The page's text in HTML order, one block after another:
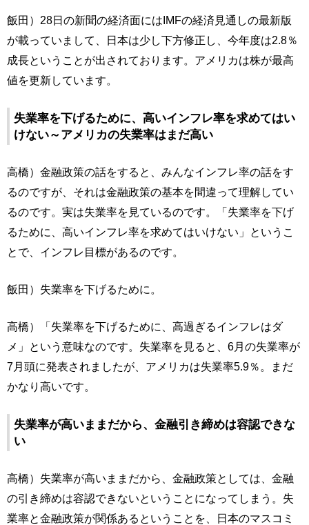
飯田）28日の新聞の経済面にはIMFの経済見通しの最新版
が載っていまして、日本は少し下方修正し、今年度は2.8％
成長ということが出されております。アメリカは株が最高
値を更新しています。
失業率を下げるために、高いインフレ率を求めてはい
けない～アメリカの失業率はまだ高い
高橋）金融政策の話をすると、みんなインフレ率の話をす
るのですが、それは金融政策の基本を間違って理解してい
るのです。実は失業率を見ているのです。「失業率を下げ
るために、高いインフレ率を求めてはいけない」というこ
とで、インフレ目標があるのです。
飯田）失業率を下げるために。
高橋）「失業率を下げるために、高過ぎるインフレはダ
メ」という意味なのです。失業率を見ると、6月の失業率が
7月頭に発表されましたが、アメリカは失業率5.9％。まだ
かなり高いです。
失業率が高いままだから、金融引き締めは容認できな
い
高橋）失業率が高いままだから、金融政策としては、金融
の引き締めは容認できないということになってしまう。失
業率と金融政策が関係あるということを、日本のマスコミ